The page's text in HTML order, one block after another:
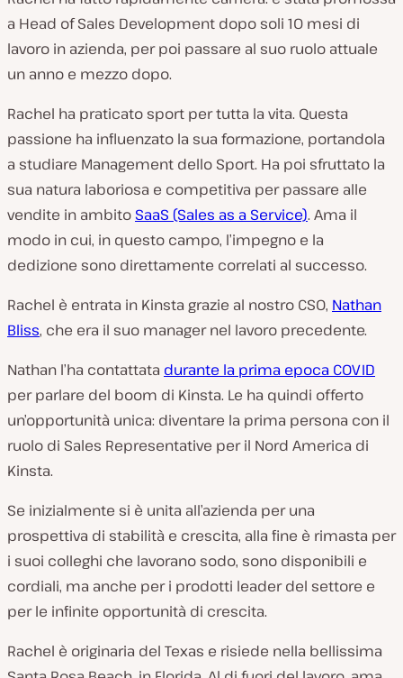
a Head of Sales Development dopo soli 10 mesi di
lavoro in azienda, per poi passare al suo ruolo attuale
un anno e mezzo dopo.
Rachel ha praticato sport per tutta la vita. Questa
passione ha influenzato la sua formazione, portandola
a studiare Management dello Sport. Ha poi sfruttato la
sua natura laboriosa e competitiva per passare alle
vendite in ambito SaaS (Sales as a Service). Ama il
modo in cui, in questo campo, l’impegno e la
dedizione sono direttamente correlati al successo.
Rachel è entrata in Kinsta grazie al nostro CSO, Nathan
Bliss, che era il suo manager nel lavoro precedente.
Nathan l’ha contattata durante la prima epoca COVID
per parlare del boom di Kinsta. Le ha quindi offerto
un’opportunità unica: diventare la prima persona con il
ruolo di Sales Representative per il Nord America di
Kinsta.
Se inizialmente si è unita all’azienda per una
prospettiva di stabilità e crescita, alla fine è rimasta per
i suoi colleghi che lavorano sodo, sono disponibili e
cordiali, ma anche per i prodotti leader del settore e
per le infinite opportunità di crescita.
Rachel è originaria del Texas e risiede nella bellissima